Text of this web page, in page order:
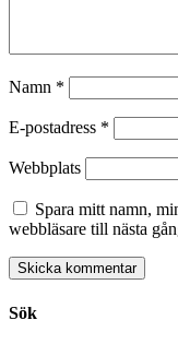
Namn *
E-postadress *
Webbplats
Spara mitt namn,
webbläsare till nästa
Sök